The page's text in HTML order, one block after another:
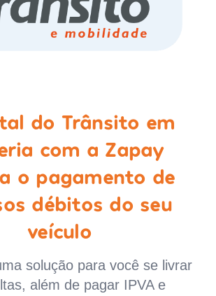
do Trânsito em
com a Zapay
o pagamento de
débitos do seu
veículo
solução para você se livrar
além de pagar IPVA e